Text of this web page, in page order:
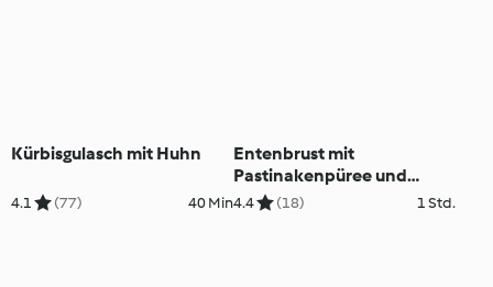
Kürbisgulasch mit Huhn
4.1 (77) 40 Min
Entenbrust mit
Pastinakenpüree und
Rotweinreduktion
4.4 (18) 1 Std.